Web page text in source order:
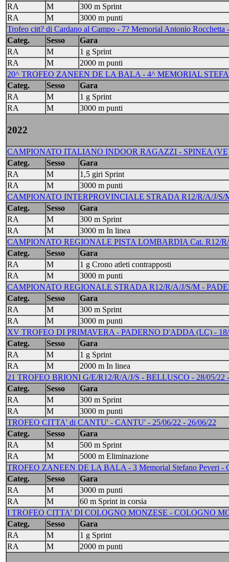
RA
M
300 m Sprint
RA
M
3000 m punti
Trofeo citt? di Cardano al Campo - 7? Memorial Antonio
Categ.
Sesso
Gara
RA
M
1 g Sprint
RA
M
2000 m punti
20^ TROFEO ZANEEN DE LA BALA - 4^ MEMORIAL
Categ.
Sesso
Gara
RA
M
1 g Sprint
RA
M 3000 m punti
2022
CAMPIONATO ITALIANO INDOOR RAGAZZI - SPINEA
Categ.
Sesso
Gara
RA
M
1,5 giri Sprint
RA
M
3000 m punti
CAMPIONATO INTERPROVINCIALE STRADA R12/R/A/J/S/
Categ.
Sesso
Gara
RA
M
300 m Sprint
RA
M
3000 m In linea
CAMPIONATO REGIONALE PISTA LOMBARDIA Cat. R12/
Categ.
Sesso
Gara
RA
M
1 g Crono atleti contrapposti
RA
M
3000 m punti
CAMPIONATO REGIONALE STRADA R12/R/A/J/S/M -
Categ.
Sesso
Gara
RA
M
300 m Sprint
RA
M
3000 m punti
XV TROFEO DI PRIMAVERA - PADERNO D'ADDA (LC) -
Categ.
Sesso
Gara
RA
M
1 g Sprint
RA
M
2000 m In linea
21 TROFEO BRIONI G/E/R12/R/A/J/S - BELLUSCO - 28/05/22
Categ.
Sesso
Gara
RA
M
300 m Sprint
RA
M
3000 m punti
TROFEO CITTA' di CANTU' - CANTU' - 25/06/22 - 26/06/22
Categ.
Sesso
Gara
RA
M
500 m Sprint
RA
M
5000 m Eliminazione
TROFEO ZANEEN DE LA BALA - 3 Memorial Stefano Peveri -
Categ.
Sesso
Gara
RA
M
3000 m punti
RA
M
60 m Sprint in corsia
I TROFEO CITTA' DI COLOGNO MONZESE - COLOGNO
Categ.
Sesso
Gara
RA
M
1 g Sprint
RA
M 2000 m punti